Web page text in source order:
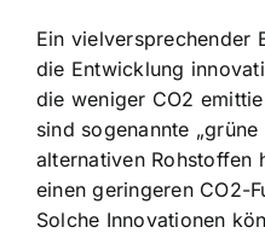
Ein vielversprechender
die Entwicklung
die weniger CO2
sind sogenannte „grüne
alternativen Rohstoffen
einen geringeren CO2-
Solche Innovationen